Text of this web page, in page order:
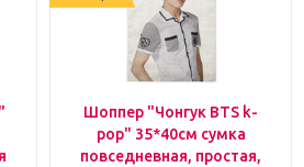
Шоппер "Чонгук BTS k-
pop" 35*40см сумка
повседневная, простая,